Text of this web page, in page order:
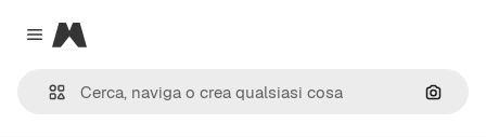
Close menu
Magnific
Cerca